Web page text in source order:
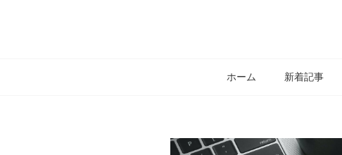
ホーム 新着記事